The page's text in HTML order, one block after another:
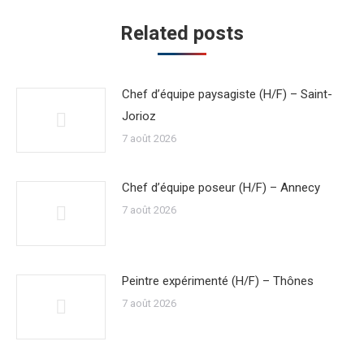
Related posts
Chef d’équipe paysagiste (H/F) – Saint-
Jorioz
7 août 2026
Chef d’équipe poseur (H/F) – Annecy
7 août 2026
Peintre expérimenté (H/F) – Thônes
7 août 2026